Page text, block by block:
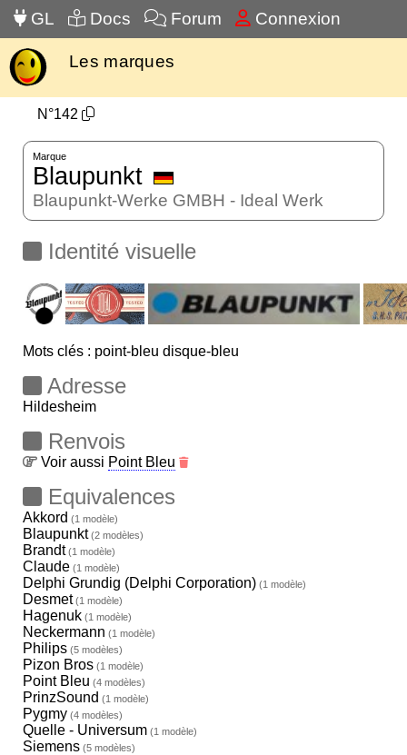
GL Docs Forum Connexion
Les marques
N°142
Marque
Blaupunkt
Blaupunkt-Werke GMBH - Ideal Werk
Identité visuelle
Mots clés : point-bleu disque-bleu
Adresse
Hildesheim
Renvois
Voir aussi Point Bleu
Equivalences
Akkord (1 modèle)
Blaupunkt(2 modèles)
Brandt(1 modèle)
Claude (1 modèle)
Delphi Grundig (Delphi Corporation) (1 modèle)
Desmet(1 modèle)
Hagenuk (1 modèle)
Neckermann (1 modèle)
Philips (5 modèles)
Pizon Bros (1 modèle)
Point Bleu (4 modèles)
PrinzSound (1 modèle)
Pygmy (4 modèles)
Quelle - Universum (1 modèle)
Siemens (5 modèles)